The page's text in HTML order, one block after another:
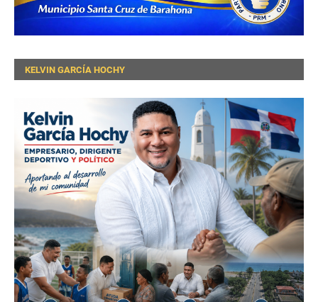
KELVIN GARCÍA HOCHY